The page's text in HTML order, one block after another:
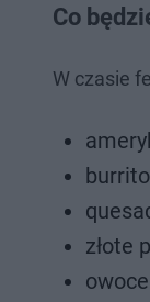
Co
W czasie
burrito
złote